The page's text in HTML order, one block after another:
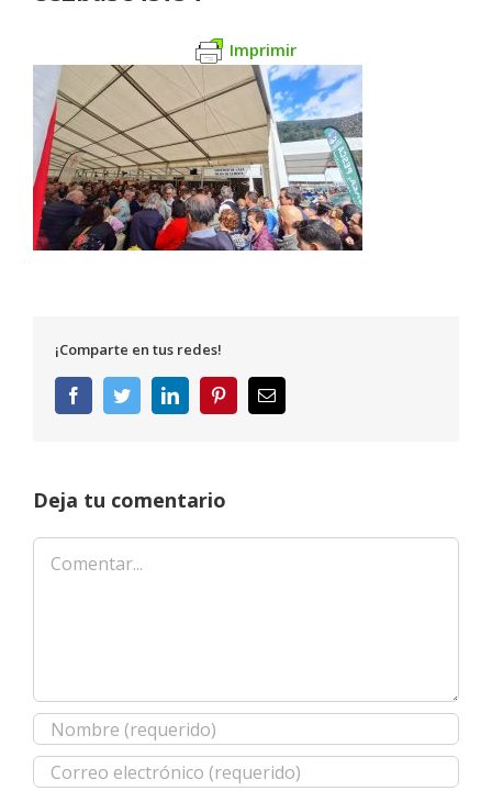
Imprimir
¡Comparte en tus redes!
FacebookTwitterLinkedInPinterestCorreo
electrónico
Deja tu comentario
Comentar